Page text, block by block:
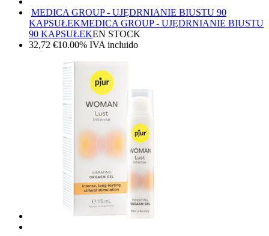
MEDICA GROUP - UJĘDRNIANIE BIUSTU 90
KAPSUŁEKMEDICA GROUP - UJĘDRNIANIE BIUSTU
90 KAPSUŁEKEN STOCK
32,72 €10.00% IVA incluido